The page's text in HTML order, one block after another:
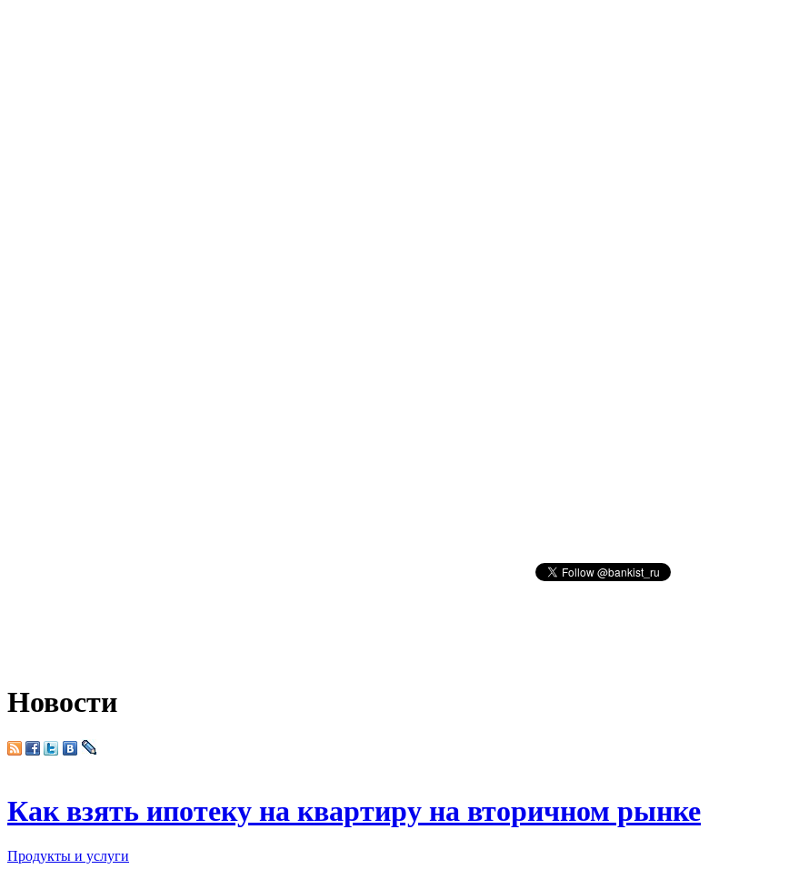
Новости
Как взять ипотеку на квартиру на вторичном рынке
Продукты и услуги